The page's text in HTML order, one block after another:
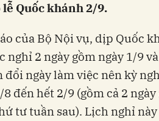
Quốc khánh 2/9.
của Bộ Nội vụ, dịp Quốc
nghỉ 2 ngày gồm ngày 1/9
đổi ngày làm việc nên kỳ
đến hết 2/9 (gồm cả 2
tư tuần sau). Lịch nghỉ